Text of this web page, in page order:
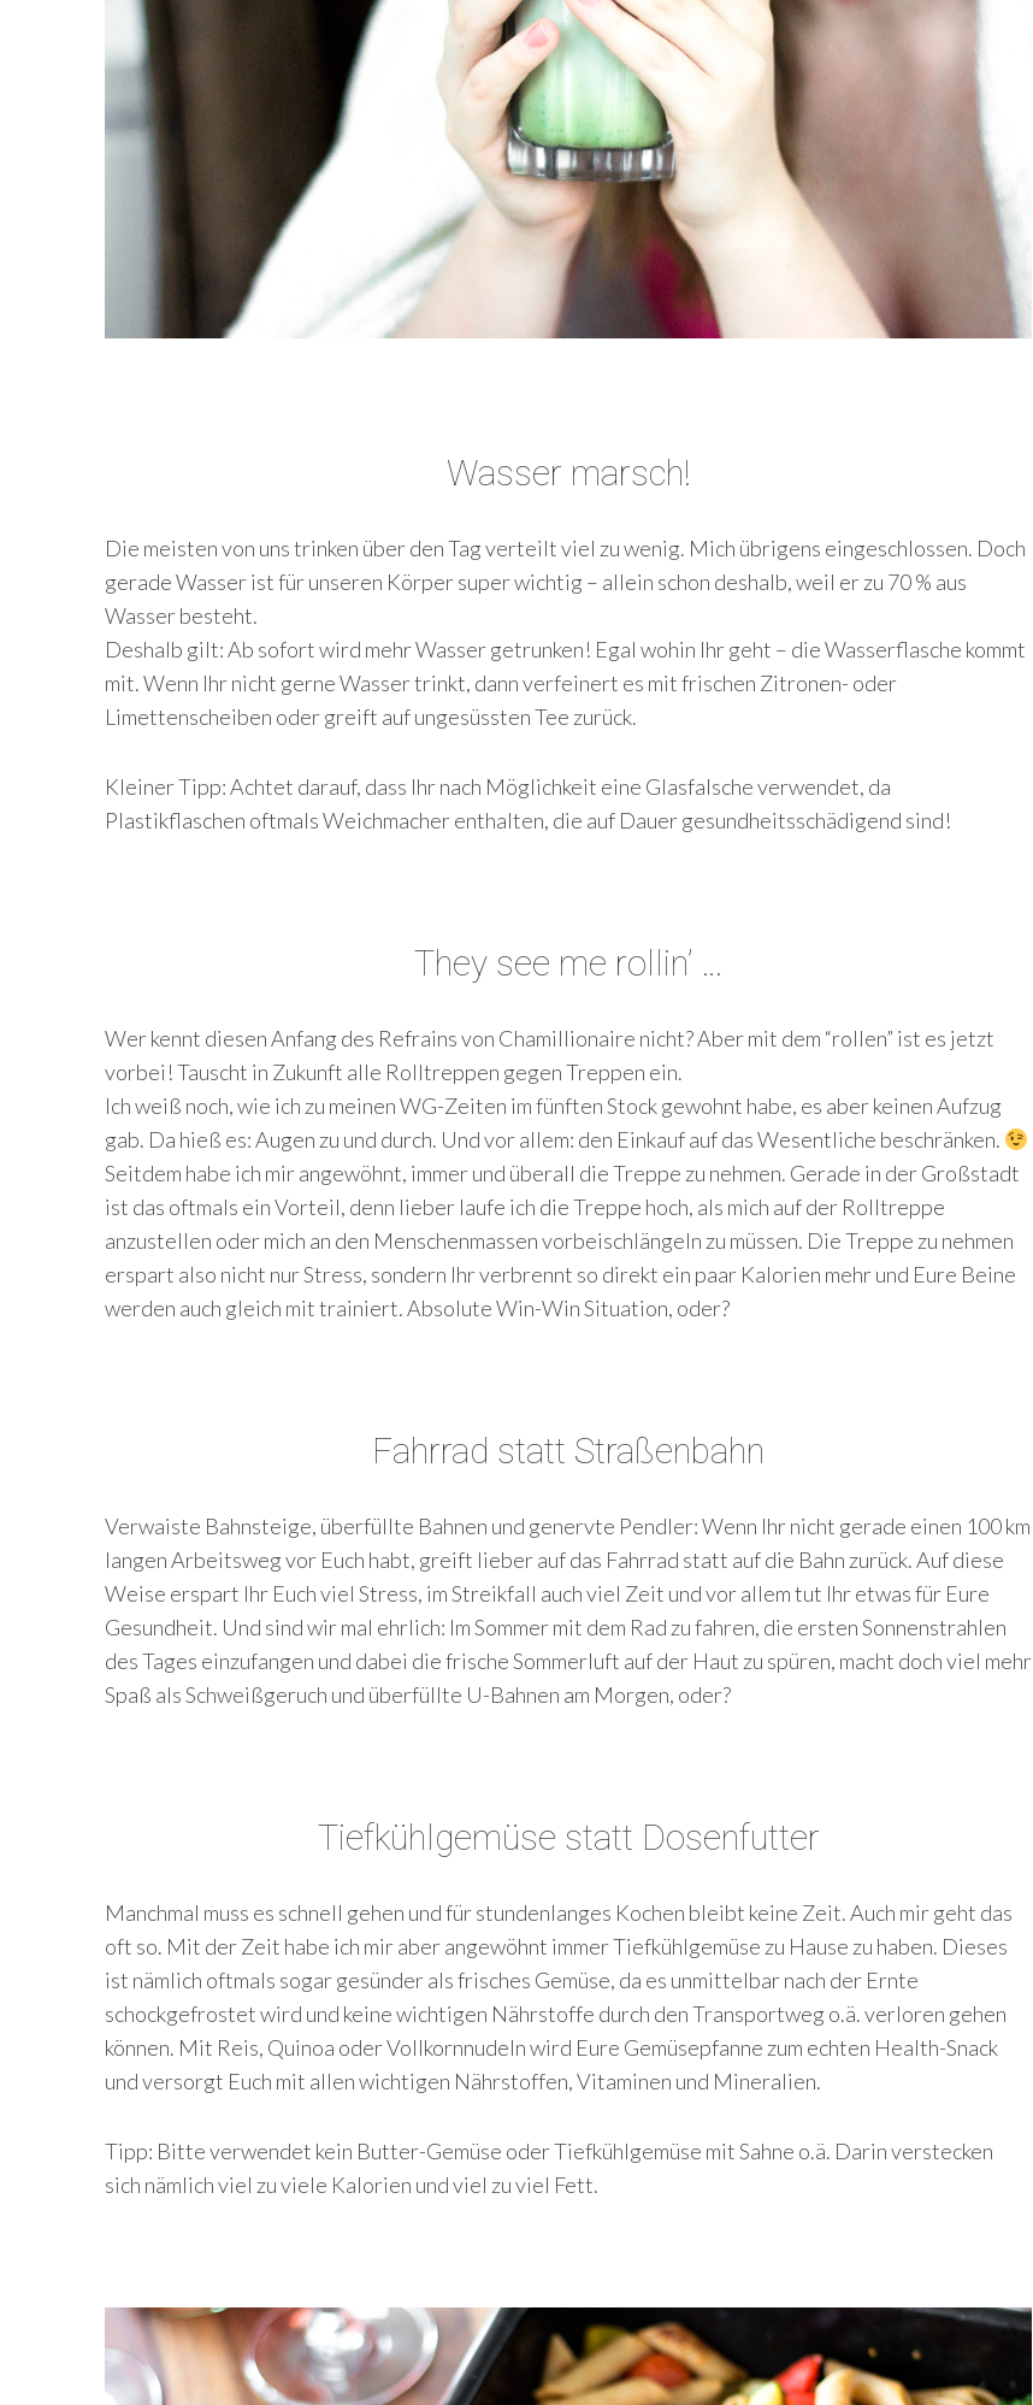
Wasser marsch!
Die meisten von uns trinken über den Tag verteilt viel zu wenig. Mich übrigens eingeschlossen. Doch
gerade Wasser ist für unseren Körper super wichtig – allein schon deshalb, weil er zu 70 % aus
Wasser besteht.
Deshalb gilt: Ab sofort wird mehr Wasser getrunken! Egal wohin Ihr geht – die Wasserflasche kommt
mit. Wenn Ihr nicht gerne Wasser trinkt, dann verfeinert es mit frischen Zitronen- oder
Limettenscheiben oder greift auf ungesüssten Tee zurück.
Kleiner Tipp: Achtet darauf, dass Ihr nach Möglichkeit eine Glasfalsche verwendet, da
Plastikflaschen oftmals Weichmacher enthalten, die auf Dauer gesundheitsschädigend sind!
They see me rollin’ …
Wer kennt diesen Anfang des Refrains von Chamillionaire nicht? Aber mit dem “rollen” ist es jetzt
vorbei! Tauscht in Zukunft alle Rolltreppen gegen Treppen ein.
Ich weiß noch, wie ich zu meinen WG-Zeiten im fünften Stock gewohnt habe, es aber keinen Aufzug
gab. Da hieß es: Augen zu und durch. Und vor allem: den Einkauf auf das Wesentliche beschränken.
Seitdem habe ich mir angewöhnt, immer und überall die Treppe zu nehmen. Gerade in der Großstadt
ist das oftmals ein Vorteil, denn lieber laufe ich die Treppe hoch, als mich auf der Rolltreppe
anzustellen oder mich an den Menschenmassen vorbeischlängeln zu müssen. Die Treppe zu nehmen
erspart also nicht nur Stress, sondern Ihr verbrennt so direkt ein paar Kalorien mehr und Eure Beine
werden auch gleich mit trainiert. Absolute Win-Win Situation, oder?
Fahrrad statt Straßenbahn
Verwaiste Bahnsteige, überfüllte Bahnen und genervte Pendler: Wenn Ihr nicht gerade einen 100 km
langen Arbeitsweg vor Euch habt, greift lieber auf das Fahrrad statt auf die Bahn zurück. Auf diese
Weise erspart Ihr Euch viel Stress, im Streikfall auch viel Zeit und vor allem tut Ihr etwas für Eure
Gesundheit. Und sind wir mal ehrlich: Im Sommer mit dem Rad zu fahren, die ersten Sonnenstrahlen
des Tages einzufangen und dabei die frische Sommerluft auf der Haut zu spüren, macht doch viel mehr
Spaß als Schweißgeruch und überfüllte U-Bahnen am Morgen, oder?
Tiefkühlgemüse statt Dosenfutter
Manchmal muss es schnell gehen und für stundenlanges Kochen bleibt keine Zeit. Auch mir geht das
oft so. Mit der Zeit habe ich mir aber angewöhnt immer Tiefkühlgemüse zu Hause zu haben. Dieses
ist nämlich oftmals sogar gesünder als frisches Gemüse, da es unmittelbar nach der Ernte
schockgefrostet wird und keine wichtigen Nährstoffe durch den Transportweg o.ä. verloren gehen
können. Mit Reis, Quinoa oder Vollkornnudeln wird Eure Gemüsepfanne zum echten Health-Snack
und versorgt Euch mit allen wichtigen Nährstoffen, Vitaminen und Mineralien.
Tipp: Bitte verwendet kein Butter-Gemüse oder Tiefkühlgemüse mit Sahne o.ä. Darin verstecken
sich nämlich viel zu viele Kalorien und viel zu viel Fett.
o
r
: